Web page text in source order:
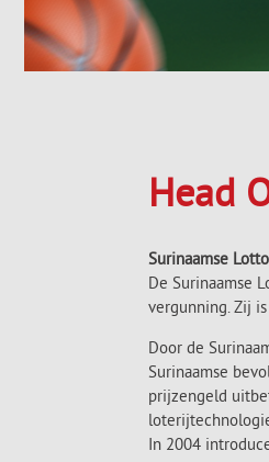
Head
Surinaamse Lotto
De Surinaamse
vergunning. Zij
Door de
Surinaamse
prijzengeld
In 2004